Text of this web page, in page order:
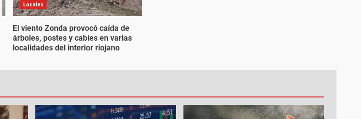
Locales
El viento Zonda provocó caída de
árboles, postes y cables en varias
localidades del interior riojano